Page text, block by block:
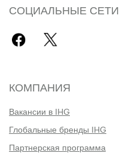
СОЦИАЛЬНЫЕ СЕТИ
КОМПАНИЯ
Вакансии в IHG
Глобальные бренды IHG
Партнерская программа